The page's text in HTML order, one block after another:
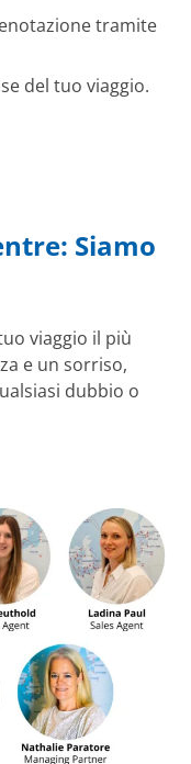
tramite
del tuo viaggio.
Siamo
viaggio il più
e un sorriso,
dubbio o